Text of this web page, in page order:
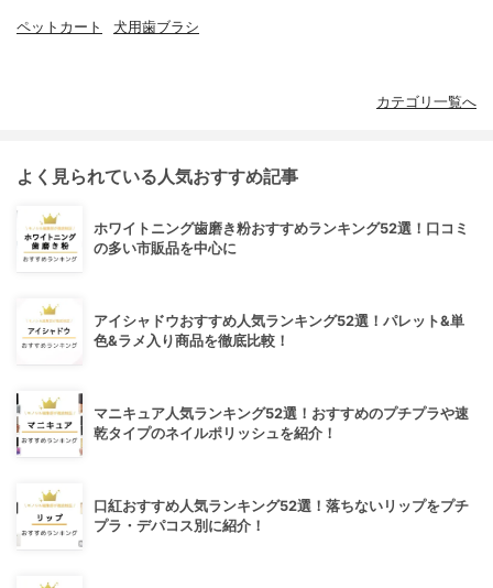
ペットカート 犬用歯ブラシ
カテゴリ一覧へ
よく見られている人気おすすめ記事
ホワイトニング歯磨き粉おすすめランキング52選！口コミ
の多い市販品を中心に
アイシャドウおすすめ人気ランキング52選！パレット&単
色&ラメ入り商品を徹底比較！
マニキュア人気ランキング52選！おすすめのプチプラや速
乾タイプのネイルポリッシュを紹介！
口紅おすすめ人気ランキング52選！落ちないリップをプチ
プラ・デパコス別に紹介！